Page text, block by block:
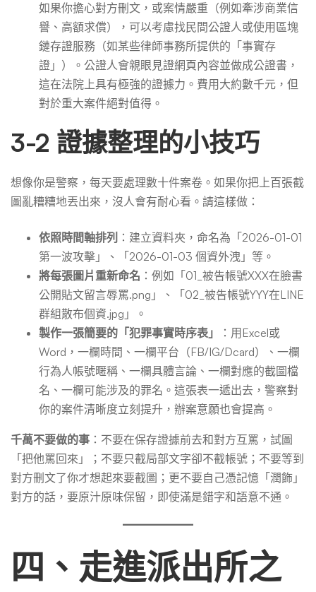
如果你擔心對方刪文，或案情嚴重（例如牽涉商業信
譽、高額求償），可以考慮找民間公證人或使用區塊
鏈存證服務（如某些律師事務所提供的「事實存
證」）。公證人會親眼見證網頁內容並做成公證書，
這在法院上具有極強的證據力。費用大約數千元，但
對於重大案件絕對值得。
3-2 證據整理的小技巧
想像你是警察，每天要處理數十件案卷。如果你把上百張截
圖亂糟糟地丟出來，沒人會有耐心看。請這樣做：
依照時間軸排列 ：建立資料夾，命名為「2026-01-01
第一波攻擊」、「2026-01-03 個資外洩」等。
將每張圖片重新命名 ：例如「01_被告帳號XXX在臉書
公開貼文留言辱罵.png」、「02_被告帳號YYY在LINE
群組散布個資.jpg」。
製作一張簡要的「犯罪事實時序表」
：用Excel或
Word，一欄時間、一欄平台（FB/IG/Dcard）、一欄
行為人帳號暱稱、一欄具體言論、一欄對應的截圖檔
名、一欄可能涉及的罪名。這張表一遞出去，警察對
你的案件清晰度立刻提升，辦案意願也會提高。
千萬不要做的事 ：不要在保存證據前去和對方互罵，試圖
「把他罵回來」；不要只截局部文字卻不截帳號；不要等到
對方刪文了你才想起來要截圖；更不要自己憑記憶「潤飾」
對方的話，要原汁原味保留，即使滿是錯字和語意不通。
四、走進派出所之